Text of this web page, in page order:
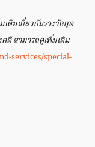
เติมเกี่ยวกับรางวัลสุด
ดี สามารถดูเพิ่มเติม
services/special-